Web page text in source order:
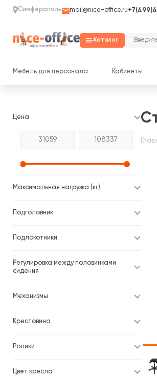
Симферополь mail@nice-office.ru
Каталог
Мебель для персонала Кабинеты
Цена
Максимальная нагрузка (кг)
Подголовник
Подлокотники
Регулировка между половинками
сидения
Механизмы
Крестовина
Ролики
Цвет кресла